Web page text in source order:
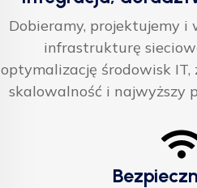
Dobieramy, projektujemy i
infrastrukturę
optymalizację środowisk
skalowalność i najwyższy